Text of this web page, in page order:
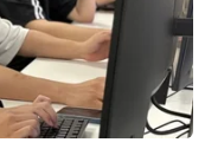
bị vũ khí